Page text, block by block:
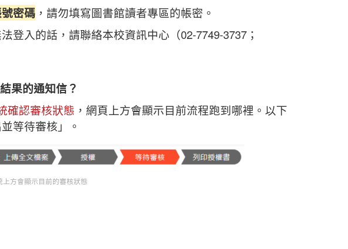
密碼，請勿填寫圖書館讀者專區的帳密。
登入的話，請聯絡本校資訊中心（02-7749-3737；
果的通知信？
確認審核狀態 ，網頁上方會顯示目前流程跑到哪裡。以下
等待審核」。
上方會顯示目前的審核狀態